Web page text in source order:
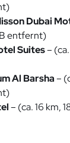
Dubai
entfernt)
Suites–
Al Barsha–
– (ca. 16 km,